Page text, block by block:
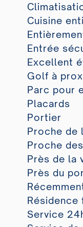
Cuisine
Entrée
Excellent
Golf à
Parc pour
Placards
Portier
Proche de
Proche
Près de la
Près du
Résidence
Service